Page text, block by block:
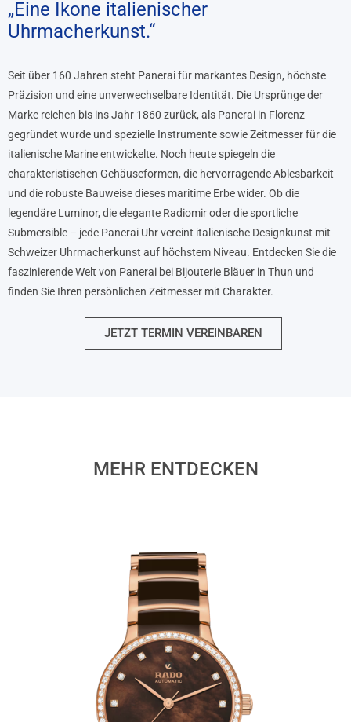
„Eine Ikone italienischer
Uhrmacherkunst.“
Seit über 160 Jahren steht Panerai für markantes Design, höchste
Präzision und eine unverwechselbare Identität. Die Ursprünge der
Marke reichen bis ins Jahr 1860 zurück, als Panerai in Florenz
gegründet wurde und spezielle Instrumente sowie Zeitmesser für die
italienische Marine entwickelte. Noch heute spiegeln die
charakteristischen Gehäuseformen, die hervorragende Ablesbarkeit
und die robuste Bauweise dieses maritime Erbe wider. Ob die
legendäre Luminor, die elegante Radiomir oder die sportliche
Submersible – jede Panerai Uhr vereint italienische Designkunst mit
Schweizer Uhrmacherkunst auf höchstem Niveau. Entdecken Sie die
faszinierende Welt von Panerai bei Bijouterie Bläuer in Thun und
finden Sie Ihren persönlichen Zeitmesser mit Charakter.
JETZT TERMIN VEREINBAREN
MEHR ENTDECKEN